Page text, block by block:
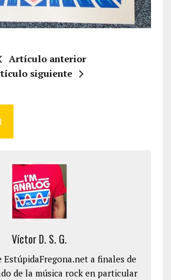
Artículo anterior
siguiente
Víctor D. S. G.
EstúpidaFregona.net a finales de
de la música rock en particular